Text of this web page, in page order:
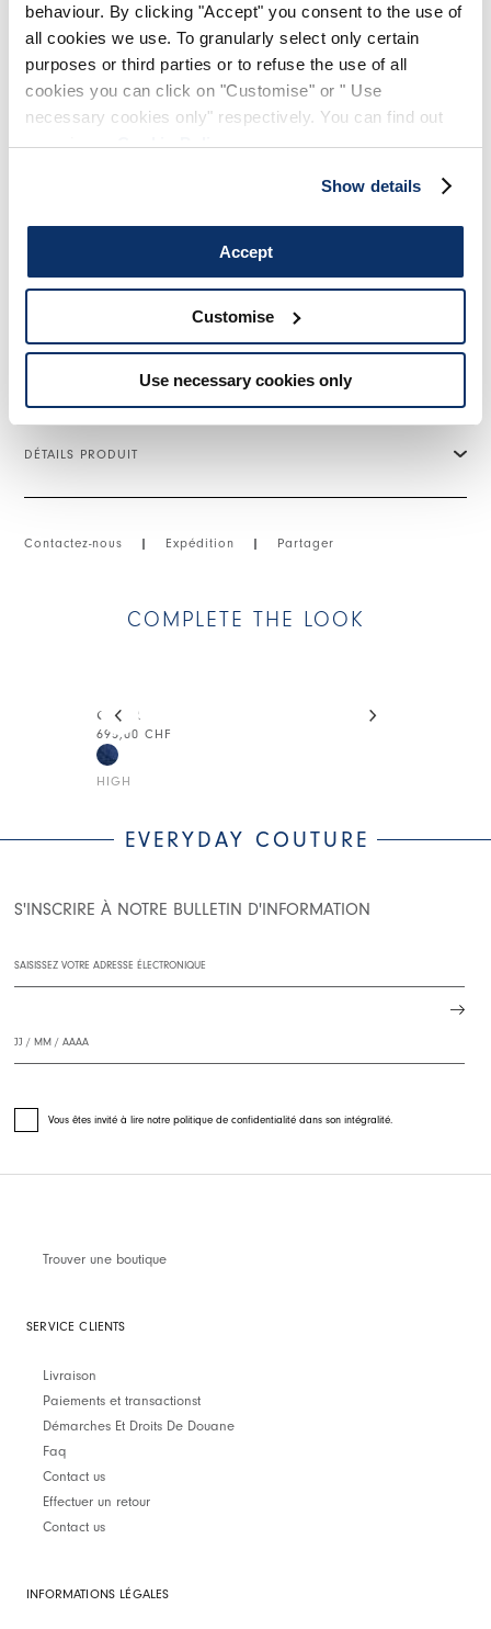
behaviour. By clicking "Accept" you consent to the use of
all cookies we use. To granularly select only certain
purposes or third parties or to refuse the use of all
cookies you can click on "Customise" or " Use
necessary cookies only" respectively. You can find out
more in ourCookie Policy.
Show details
Accept
Customise
Use necessary cookies only
La veste Cyber combine denim léger et maille effet cardigan
dans un équilibre de matières inédit. Le denim est travaillé
manuellement tandis que la partie en maille est enrichie d’un
travail de torsades qui ajoute de la profondeur. Après la
coupe, les différents éléments sont assemblés, donnant
naissance à un effet « reconstruit » de fort impact. Une pièce
• Denim de coton et maille jersey à torsades, poids léger,
DÉTAILS PRODUIT
Contactez-nous | Expédition | Partager
COMPLETE THE LOOK
CYBER
HIGH
695,00 CHF
EVERYDAY COUTURE
S'INSCRIRE À NOTRE BULLETIN D'INFORMATION
Vous êtes invité à lire notre politique de confidentialité dans son intégralité.
Trouver une boutique
SERVICE CLIENTS
Livraison
Paiements et transactionst
Démarches Et Droits De Douane
Faq
Contact us
Effectuer un retour
Contact us
INFORMATIONS LÉGALES